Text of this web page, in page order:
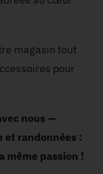
magasin tout
pour
nous —
randonnées :
même passion !